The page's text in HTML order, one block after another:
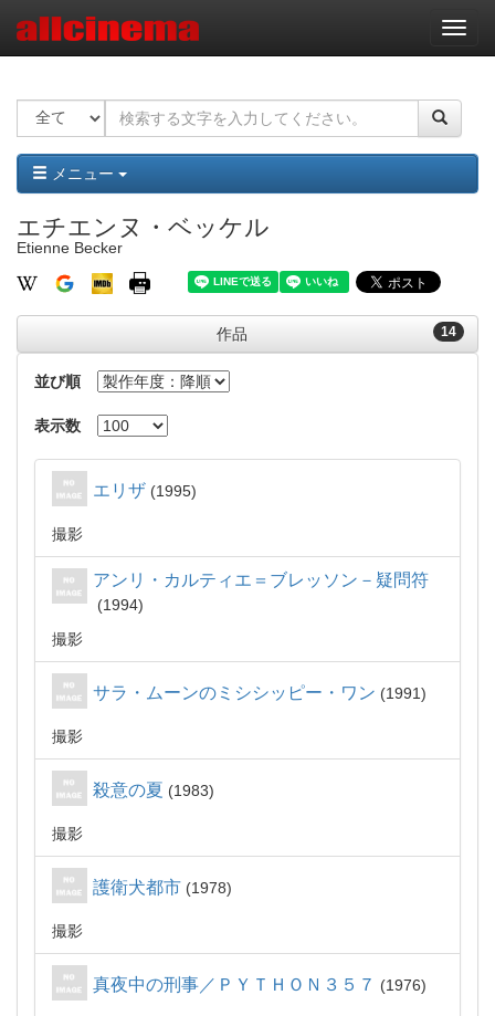
ナ
ビ
ー
ョ
ン
メニュー
エチエンヌ・ベッケル
Etienne Becker
14
作品
並び順
表示数
エリザ 1995
撮影
アンリ・カルティエ＝ブレッソン－疑問符
1994
撮影
サラ・ムーンのミシシッピー・ワン 1991
撮影
殺意の夏 1983
撮影
護衛犬都市 1978
撮影
真夜中の刑事／ＰＹＴＨＯＮ３５７ 1976